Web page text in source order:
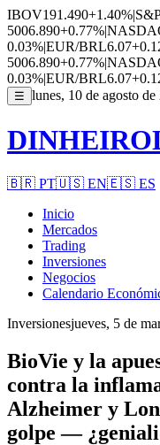
IBOV191.490+1.40%|S&P
5006.890+0.77%|
0.03%|EUR/BRL6.07
5006.890+0.77%|
0.03%|EUR/BRL6.07
☰ lunes, 10 de agosto de
🇧🇷 PT🇺🇸 EN🇪🇸 ES
Inicio
Mercados
Trading
Inversiones
Negocios
Calendario
Inversionesjueves, 5 de
BioVie y la
contra la
Alzheimer y
golpe —